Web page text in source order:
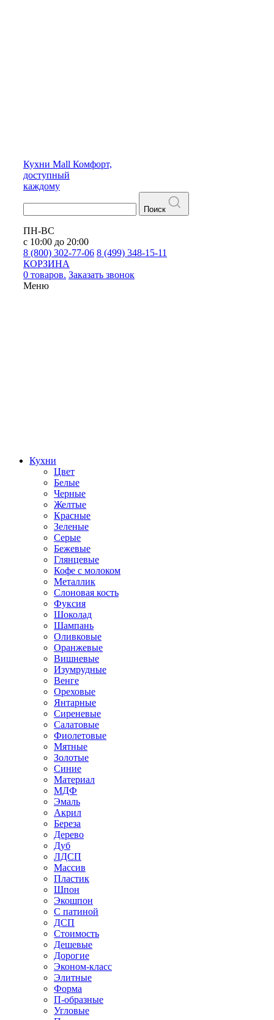
Кухни Mall Комфорт,
доступный
каждому
Поиск
ПН-ВС
с 10:00 до 20:00
8 (800) 302-77-06 8 (499) 348-15-11
КОРЗИНА
0 товаров. Заказать звонок
Меню
Кухни
Цвет
Белые
Черные
Желтые
Красные
Зеленые
Серые
Бежевые
Глянцевые
Кофе с молоком
Металлик
Слоновая кость
Фуксия
Шоколад
Шампань
Оливковые
Оранжевые
Вишневые
Изумрудные
Венге
Ореховые
Янтарные
Сиреневые
Салатовые
Фиолетовые
Мятные
Золотые
Синие
Материал
МДФ
Эмаль
Акрил
Береза
Дерево
Дуб
ЛДСП
Массив
Пластик
Шпон
Экошпон
С патиной
ДСП
Стоимость
Дешевые
Дорогие
Эконом-класс
Элитные
Форма
П-образные
Угловые